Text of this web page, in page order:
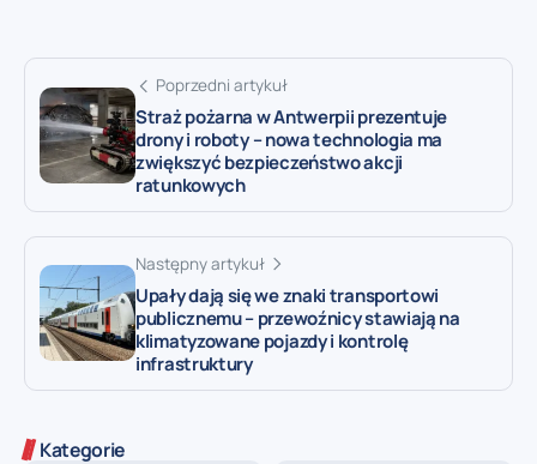
Poprzedni artykuł
Straż pożarna w Antwerpii prezentuje
drony i roboty – nowa technologia ma
zwiększyć bezpieczeństwo akcji
ratunkowych
Następny artykuł
Upały dają się we znaki transportowi
publicznemu – przewoźnicy stawiają na
klimatyzowane pojazdy i kontrolę
infrastruktury
Kategorie